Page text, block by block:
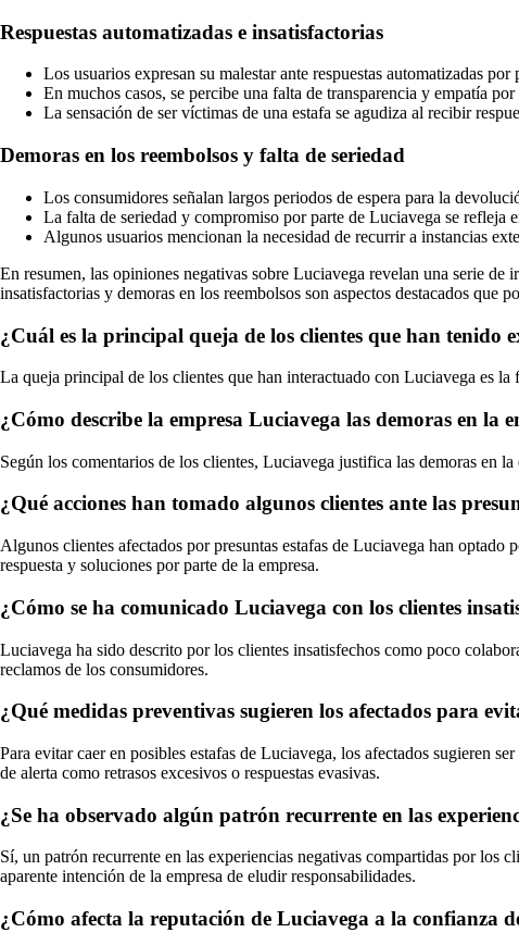
Respuestas automatizadas e insatisfactorias
Los usuarios expresan su malestar ante respuestas automatizadas
En muchos casos, se percibe una falta de transparencia y empatía
La sensación de ser víctimas de una estafa se agudiza al recibir
Demoras en los reembolsos y falta de seriedad
Los consumidores señalan largos periodos de espera para la
La falta de seriedad y compromiso por parte de Luciavega se refleja
Algunos usuarios mencionan la necesidad de recurrir a instancias
En resumen, las opiniones negativas sobre Luciavega revelan una serie de
insatisfactorias y demoras en los reembolsos son aspectos destacados que
¿Cuál es la principal queja de los clientes que han tenido
La queja principal de los clientes que han interactuado con Luciavega es
¿Cómo describe la empresa Luciavega las demoras en la
Según los comentarios de los clientes, Luciavega justifica las demoras en
¿Qué acciones han tomado algunos clientes ante las
Algunos clientes afectados por presuntas estafas de Luciavega han optado
respuesta y soluciones por parte de la empresa.
¿Cómo se ha comunicado Luciavega con los clientes
Luciavega ha sido descrito por los clientes insatisfechos como poco
reclamos de los consumidores.
¿Qué medidas preventivas sugieren los afectados para
Para evitar caer en posibles estafas de Luciavega, los afectados sugieren
de alerta como retrasos excesivos o respuestas evasivas.
¿Se ha observado algún patrón recurrente en las
Sí, un patrón recurrente en las experiencias negativas compartidas por los
aparente intención de la empresa de eludir responsabilidades.
¿Cómo afecta la reputación de Luciavega a la confianza